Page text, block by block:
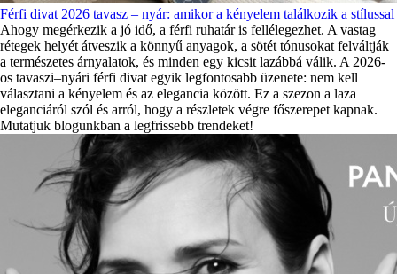
Férfi divat 2026 tavasz – nyár: amikor a kényelem találkozik a stílussal
Ahogy megérkezik a jó idő, a férfi ruhatár is fellélegezhet. A vastag
rétegek helyét átveszik a könnyű anyagok, a sötét tónusokat felváltják
a természetes árnyalatok, és minden egy kicsit lazábbá válik. A 2026-
os tavaszi–nyári férfi divat egyik legfontosabb üzenete: nem kell
választani a kényelem és az elegancia között. Ez a szezon a laza
eleganciáról szól és arról, hogy a részletek végre főszerepet kapnak.
Mutatjuk blogunkban a legfrissebb trendeket!